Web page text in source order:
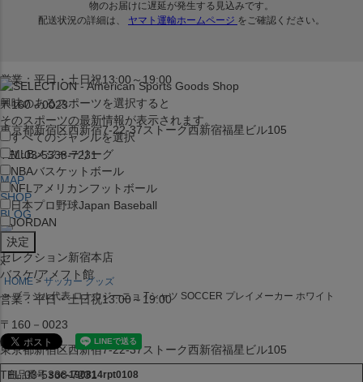
営業：平日・土日祝13:00～19:00
〒160－0023
東京都新宿区西新宿7-22-37ストーク西新宿福星ビル105
TEL:03-5338-7231
MAP
SHOP
BLOG
セレクション新宿本店
バスケ/アメフト館
営業：平日・土日祝13:00～19:00
〒160－0023
東京都新宿区西新宿7-22-37ストーク西新宿福星ビル105
TEL:03-5338-7231
興味のあるスポーツを選択すると
そのスポーツの最新情報が表示されます。
すべてのジャンルを選択
MLBメジャーリーグ
NBAバスケットボール
NFL アメリカンフットボール
日本プロ野球Japan Baseball
JORDAN
x
HOME
サッカー グッズ
ブラジル代表 ロナウジーニョ Tシャツ SOCCER プレイメーカー ホワイト
商品番号 soc-190814rpt0108